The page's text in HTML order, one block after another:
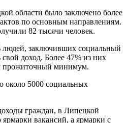
области было заключено более
по основным направлениям.
82 тысячи человек.
заключивших социальный
доход. Более 47% из них
прожиточный минимум.
около 5000 социальных
граждан, в Липецкой
ярмарки вакансий, а ярмарки с